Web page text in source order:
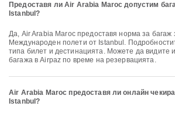
Предоставя ли Air Arabia Maroc допустим
Istanbul?
Да, Air Arabia Maroc предоставя норма за багаж за Домашен &
Международен полети от Istanbul.
типа билет и дестинацията. Можете да видите
багажа в Airpaz по време на резервацията.
Air Arabia Maroc предоставя ли онлайн
Istanbul?